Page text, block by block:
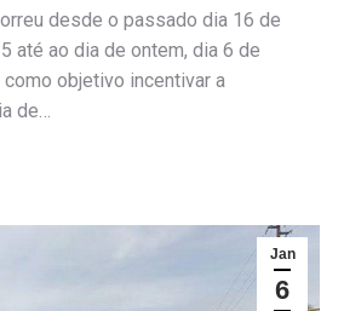
desde o passado dia 16 de
até ao dia de ontem, dia 6 de
objetivo incentivar a
de…
Jan
6